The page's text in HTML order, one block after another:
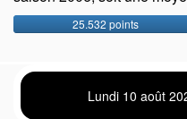
25.532 points
Lundi 10 août